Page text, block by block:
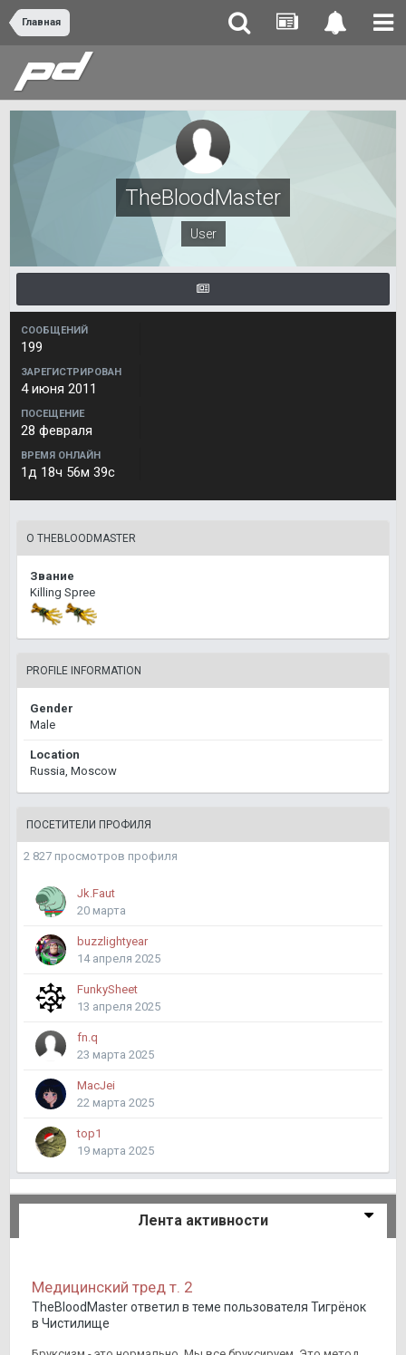
Главная
TheBloodMaster
User
СООБЩЕНИЙ
199
ЗАРЕГИСТРИРОВАН
4 июня 2011
ПОСЕЩЕНИЕ
28 февраля
ВРЕМЯ ОНЛАЙН
1д 18ч 56м 39с
О THEBLOODMASTER
Звание
Killing Spree
PROFILE INFORMATION
Gender
Male
Location
Russia, Moscow
ПОСЕТИТЕЛИ ПРОФИЛЯ
2 827 просмотров профиля
Jk.Faut
20 марта
buzzlightyear
14 апреля 2025
FunkySheet
13 апреля 2025
fn.q
23 марта 2025
MacJei
22 марта 2025
top1
19 марта 2025
Лента активности
Медицинский тред т. 2
TheBloodMasterответил в теме пользователя Тигрёнок
в Чистилище